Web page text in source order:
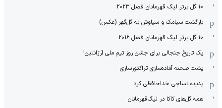
10 گل برتر لیگ قهرمانان فصل 2023
بازگشت سیامک و سیاوش به گل‌گهر (عکس)
10 گل برتر لیگ قهرمانان فصل 2016
یک تاریخ جنجالی برای جشن روز تیم ملی آرژانتین!
پشت صحنه آماده‌سازی تراکتورسازی
پدیده نساجی خداحافظی کرد
همه گل‌های کاکا در لیگ‌قهرمانان